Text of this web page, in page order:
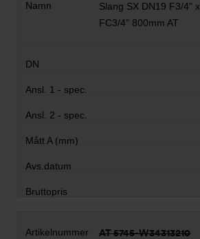
Slang SX DN19 F3/4" x
FC3/4" 800mm AT
AT 5745-W34313210